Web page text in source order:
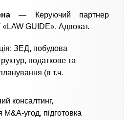
— Керуючий партнер
«LAW GUIDE». Адвокат.
ЗЕД, побудова
податкове та
(в т.ч.
консалтинг,
M&A-угод, підготовка